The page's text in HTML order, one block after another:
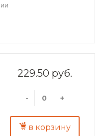
229.50 руб.
- +
в корзину